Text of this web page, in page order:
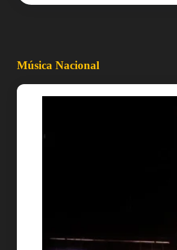
Música Nacional